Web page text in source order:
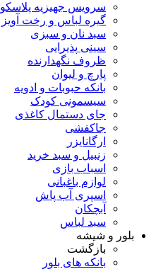
سرویس جهیزیه پلاسکو
گیره لباس و رخت آویز
سبد نان و سبزی
سینی پذیرایی
ظروف نگهدارنده
پارچ و لیوان
بانکه حبوبات و ادویه
سیسمونی کودک
جای دستمال کاغذی
جاکفشی
ارگانایزر
زنبیل و سبد خرید
اسباب بازی
لوازم باغبانی
اسپری آب پاش
آبچکان
سبد لباس
بلور و شیشه
بازگشت
بانکه های بلور